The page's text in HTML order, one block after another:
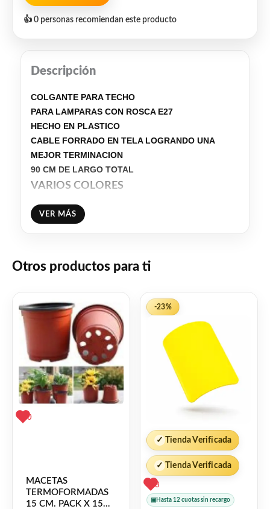
👍 0 personas recomiendan este producto
Descripción
COLGANTE PARA TECHO
PARA LAMPARAS CON ROSCA E27
HECHO EN PLASTICO
CABLE FORRADO EN TELA LOGRANDO UNA
MEJOR TERMINACION
90 CM DE LARGO TOTAL
VARIOS COLORES
Share
👍 0 personas recomiendan este producto
VER MÁS
Otros productos para ti
0
MACETAS
TERMOFORMADAS
15 CM. PACK X 15
-23%
✓ Tienda Verificada
✓ Tienda Verificada
3
▣ Hasta 12 cuotas sin recargo